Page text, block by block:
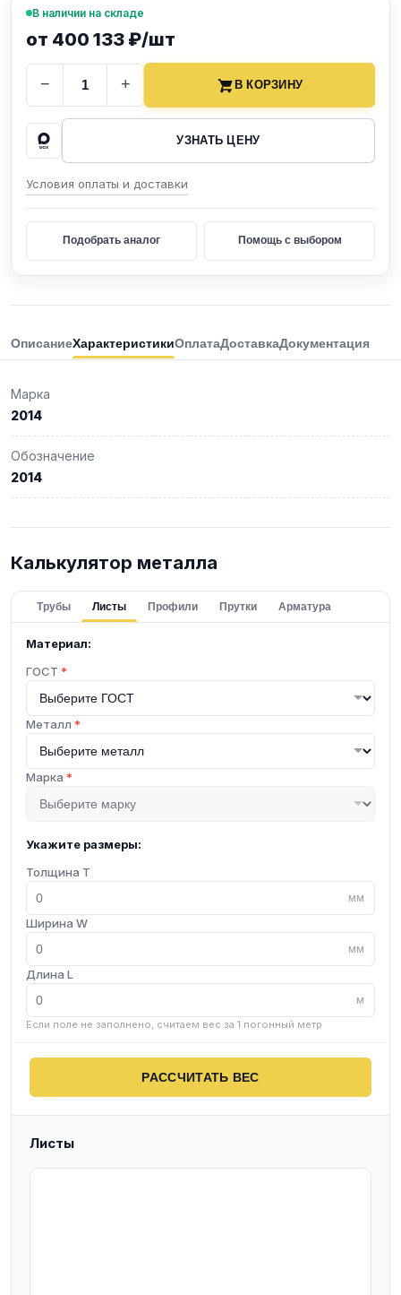
В наличии на складе
от 400 133 ₽/шт
− + В КОРЗИНУ
УЗНАТЬ ЦЕНУ
Условия оплаты и доставки
Подобрать аналог Помощь с выбором
ОписаниеХарактеристикиОплатаДоставкаДокументация
Марка
2014
Обозначение
2014
Калькулятор металла
Трубы Листы Профили Прутки Арматура
Материал:
ГОСТ *
Металл *
Марка *
Укажите размеры:
Толщина T
мм
Ширина W
мм
Длина L
м
Если поле не заполнено, считаем вес за 1 погонный метр
РАССЧИТАТЬ ВЕС
Листы